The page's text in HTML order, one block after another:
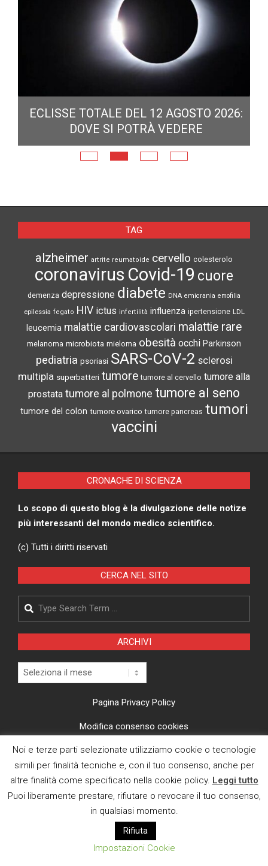
ECLISSE TOTALE DEL 12 AGOSTO 2026:
DOVE SI POTRÀ VEDERE
TAG
alzheimer artrite reumatoide cervello colesterolo
coronavirus Covid-19 cuore
demenza depressione diabete DNA emicrania emofilia
epilessia fegato HIV ictus infertilità influenza ipertensione LDL
leucemia malattie cardiovascolari malattie rare
melanoma microbiota mieloma obesità occhi Parkinson
pediatria psoriasi SARS-CoV-2 sclerosi
multipla superbatteri tumore tumore al cervello tumore alla
prostata tumore al polmone tumore al seno
tumore del colon tumore ovarico tumore pancreas tumori
vaccini
CRONACHE DI SCIENZA
Lo scopo di questo blog è la divulgazione delle notize
più interessanti del mondo medico scientifico.
(c) Tutti i diritti riservati
CERCA NEL SITO
Search
ARCHIVI
Archivi
Pagina Privacy Policy
Modifica consenso cookies
CI TROVI ANCHE SU
E MAIL
Noi e terze parti selezionate utilizziamo cookie o tecnologie
simili per finalità tecniche e, con il tuo consenso, anche per
altre finalità come specificato nella cookie policy. Leggi tutto
Puoi liberamente prestare, rifiutare o revocare il tuo consenso,
in qualsiasi momento.
Rifiuta
Impostazioni Cookie